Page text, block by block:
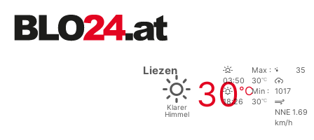
Liezen
Klarer
Himmel
30°C
03:50
18:26
Max :
30°C
Min :
30°C
35
1017
NNE 1.69
km/h